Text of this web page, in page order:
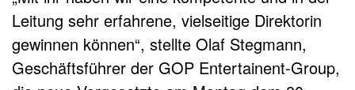
Leitung sehr erfahrene, vielseitige Direktorin
gewinnen können“, stellte Olaf Stegmann,
Geschäftsführer der GOP Entertainent-Group,